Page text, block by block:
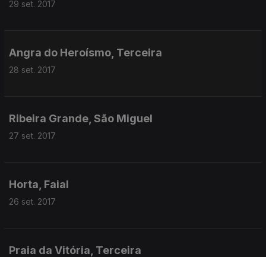
29 set. 2017
Angra do Heroísmo, Terceira
28 set. 2017
Ribeira Grande, São Miguel
27 set. 2017
Horta, Faial
26 set. 2017
Praia da Vitória, Terceira